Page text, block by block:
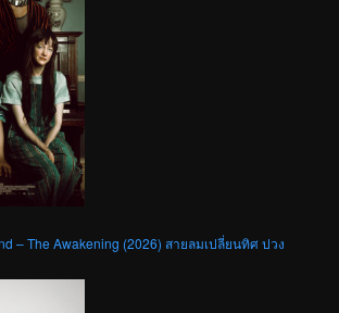
– The Awakening (2026) สายลมเปลี่ยนทิศ ปวง